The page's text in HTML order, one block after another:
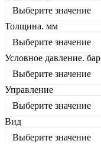
Выберите значение
Толщина. мм
Выберите значение
Условное давление. бар
Выберите значение
Управление
Выберите значение
Вид
Выберите значение